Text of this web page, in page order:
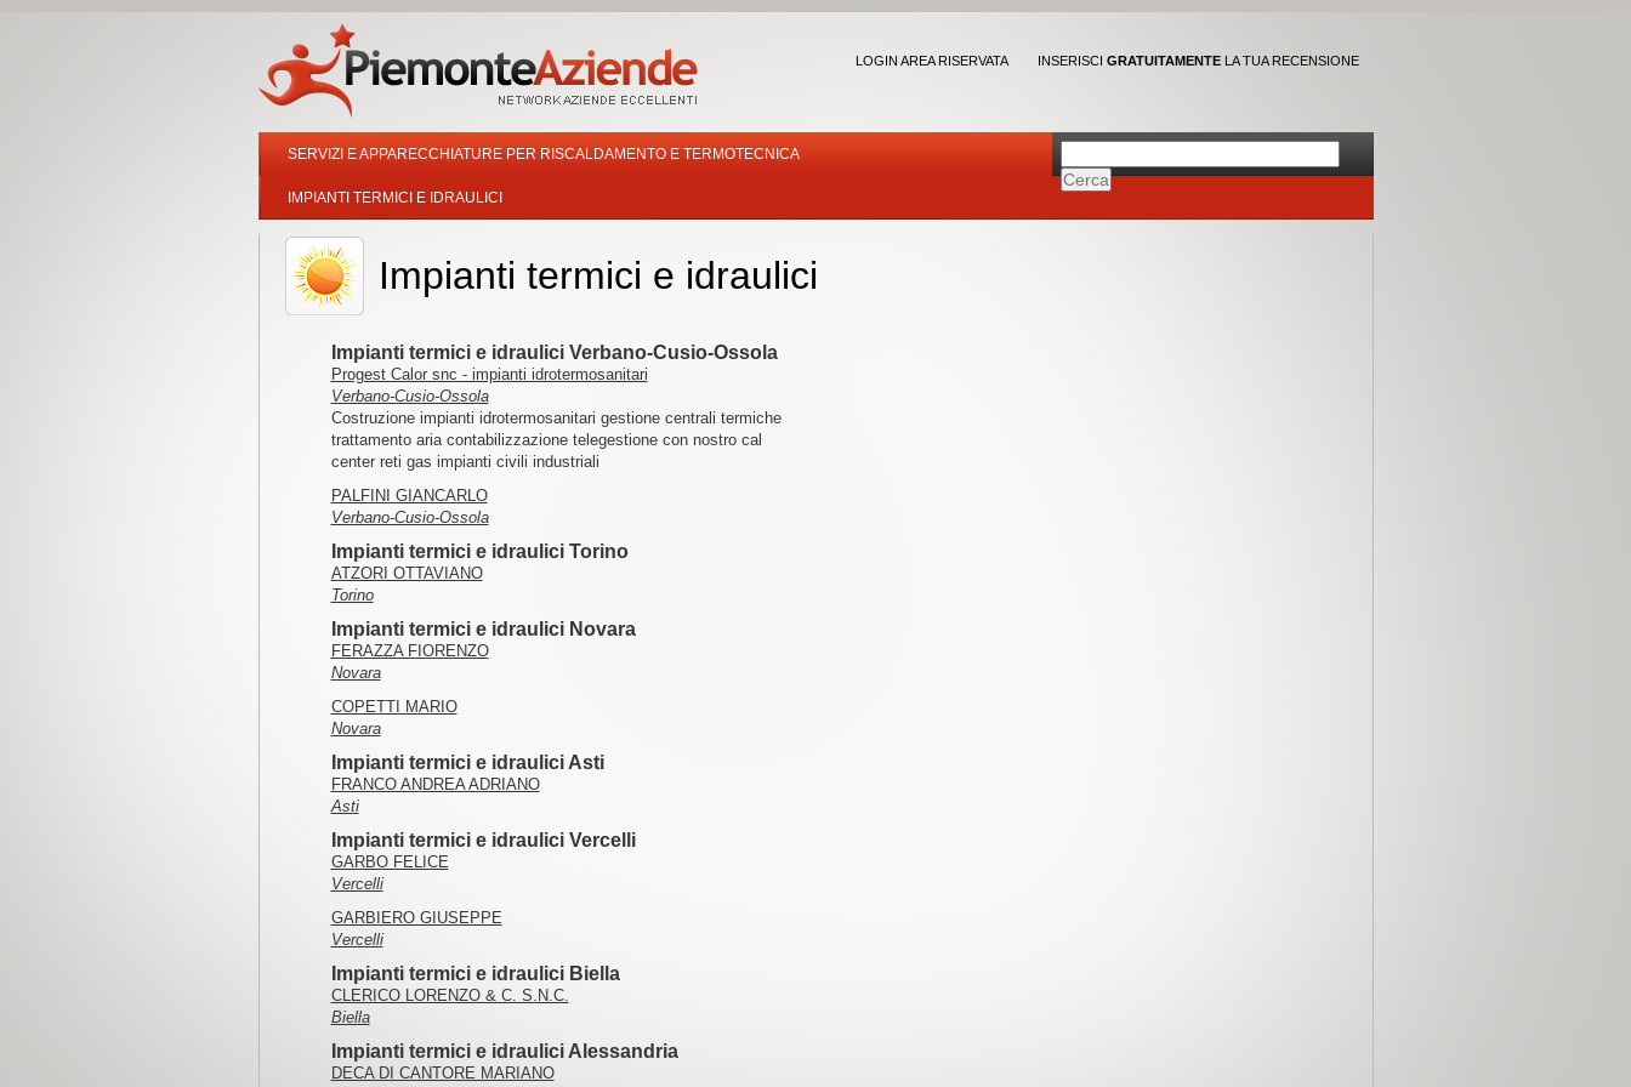
LOGIN AREA RISERVATA INSERISCI GRATUITAMENTELA TUA RECENSIONE
SERVIZI E APPARECCHIATURE PER RISCALDAMENTO E TERMOTECNICA
IMPIANTI TERMICI E IDRAULICI
Impianti termici e idraulici
Impianti termici e idraulici Verbano-Cusio-Ossola
Progest Calor snc - impianti idrotermosanitari
Verbano-Cusio-Ossola
Costruzione impianti idrotermosanitari gestione centrali termiche
trattamento aria contabilizzazione telegestione con nostro cal
center reti gas impianti civili industriali
PALFINI GIANCARLO
Verbano-Cusio-Ossola
Impianti termici e idraulici Torino
ATZORI OTTAVIANO
Torino
Impianti termici e idraulici Novara
FERAZZA FIORENZO
Novara
COPETTI MARIO
Novara
Impianti termici e idraulici Asti
FRANCO ANDREA ADRIANO
Asti
Impianti termici e idraulici Vercelli
GARBO FELICE
Vercelli
GARBIERO GIUSEPPE
Vercelli
Impianti termici e idraulici Biella
CLERICO LORENZO & C. S.N.C.
Biella
Impianti termici e idraulici Alessandria
DECA DI CANTORE MARIANO